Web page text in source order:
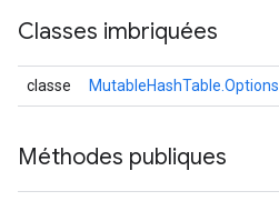
Classes imbriquées
classe MutableHashTable.Options
Méthodes publiques